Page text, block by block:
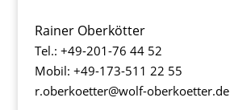
Rainer Oberkötter
Tel.: +49-201-76 44 52
Mobil: +49-173-511 22 55
r.oberkoetter@wolf-oberkoetter.de